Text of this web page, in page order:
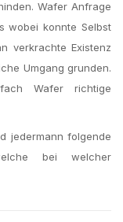
Wafer Anfrage
wobei konnte Selbst
verkrachte Existenz
Umgang grunden.
Wafer richtige
jedermann folgende
bei welcher